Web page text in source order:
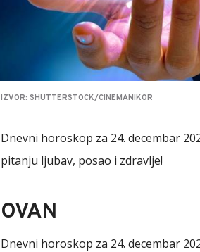
IZVOR: SHUTTERSTOCK/CINEMANIKOR
Dnevni horoskop za 24. decembar
pitanju ljubav, posao i zdravlje!
OVAN
Dnevni horoskop za 24. decembar